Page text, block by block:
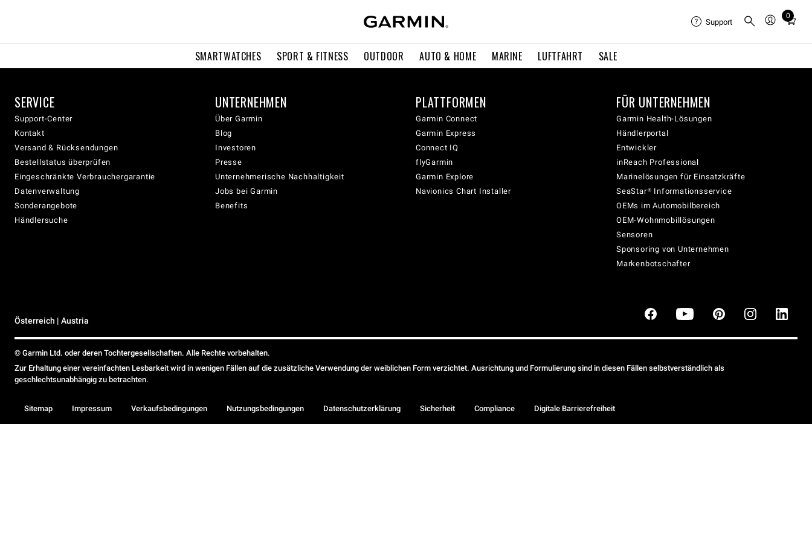
SMARTWATCHES SPORT & FITNESS OUTDOOR AUTO & HOME MARINE LUFTFAHRT SALE
Support
0
Total
in
SERVICE
Support-Center
Kontakt
Versand & Rücksendungen
Bestellstatus überprüfen
Eingeschränkte Verbrauchergarantie
Datenverwaltung
Sonderangebote
Händlersuche
UNTERNEHMEN
Über Garmin
Blog
Investoren
Presse
Unternehmerische Nachhaltigkeit
Jobs bei Garmin
Benefits
PLATTFORMEN
Garmin Connect
Garmin Express
Connect IQ
flyGarmin
Garmin Explore
Navionics Chart Installer
FÜR UNTERNEHMEN
Garmin Health-Lösungen
Händlerportal
Entwickler
inReach Professional
Marinelösungen für Einsatzkräfte
SeaStar® Informationsservice
OEMs im Automobilbereich
OEM-Wohnmobillösungen
Sensoren
Sponsoring von Unternehmen
Markenbotschafter
Österreich | Austria
© Garmin Ltd. oder deren Tochtergesellschaften. Alle Rechte vorbehalten.
Zur Erhaltung einer vereinfachten Lesbarkeit wird in wenigen Fällen auf die zusätzliche Verwendung der weiblichen Form verzichtet. Ausrichtung und Formulierung sind in diesen Fällen selbstverständlich als
geschlechtsunabhängig zu betrachten.
Sitemap Impressum Verkaufsbedingungen Nutzungsbedingungen Datenschutzerklärung Sicherheit Compliance Digitale Barrierefreiheit